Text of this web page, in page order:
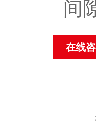
间
在线